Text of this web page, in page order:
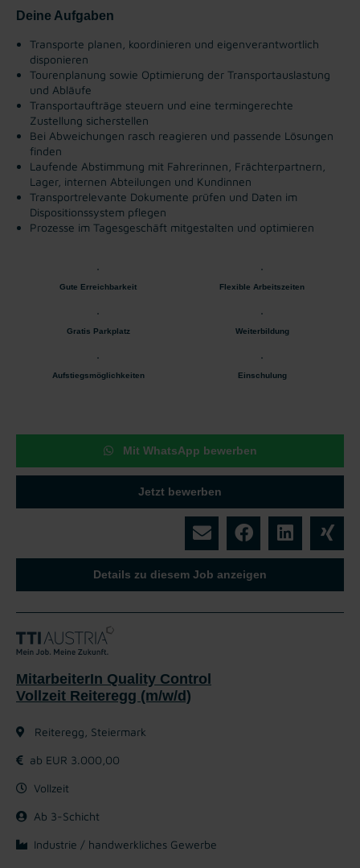
Deine Aufgaben
Transporte planen, koordinieren und eigenverantwortlich
disponieren
Tourenplanung sowie Optimierung der Transportauslastung
und Abläufe
Transportaufträge steuern und eine termingerechte
Zustellung sicherstellen
Bei Abweichungen rasch reagieren und passende Lösungen
finden
Laufende Abstimmung mit Fahrerinnen, Frächterpartnern,
Lager, internen Abteilungen und Kundinnen
Transportrelevante Dokumente prüfen und Daten im
Dispositionssystem pflegen
Prozesse im Tagesgeschäft mitgestalten und optimieren
Gute Erreichbarkeit Flexible Arbeitszeiten
Gratis Parkplatz Weiterbildung
Aufstiegsmöglichkeiten Einschulung
Mit WhatsApp bewerben
Jetzt bewerben
Details zu diesem Job anzeigen
MitarbeiterIn Quality Control
Vollzeit Reiteregg (m/w/d)
Reiteregg, Steiermark
ab EUR 3.000,00
Vollzeit
Ab 3-Schicht
Industrie / handwerkliches Gewerbe